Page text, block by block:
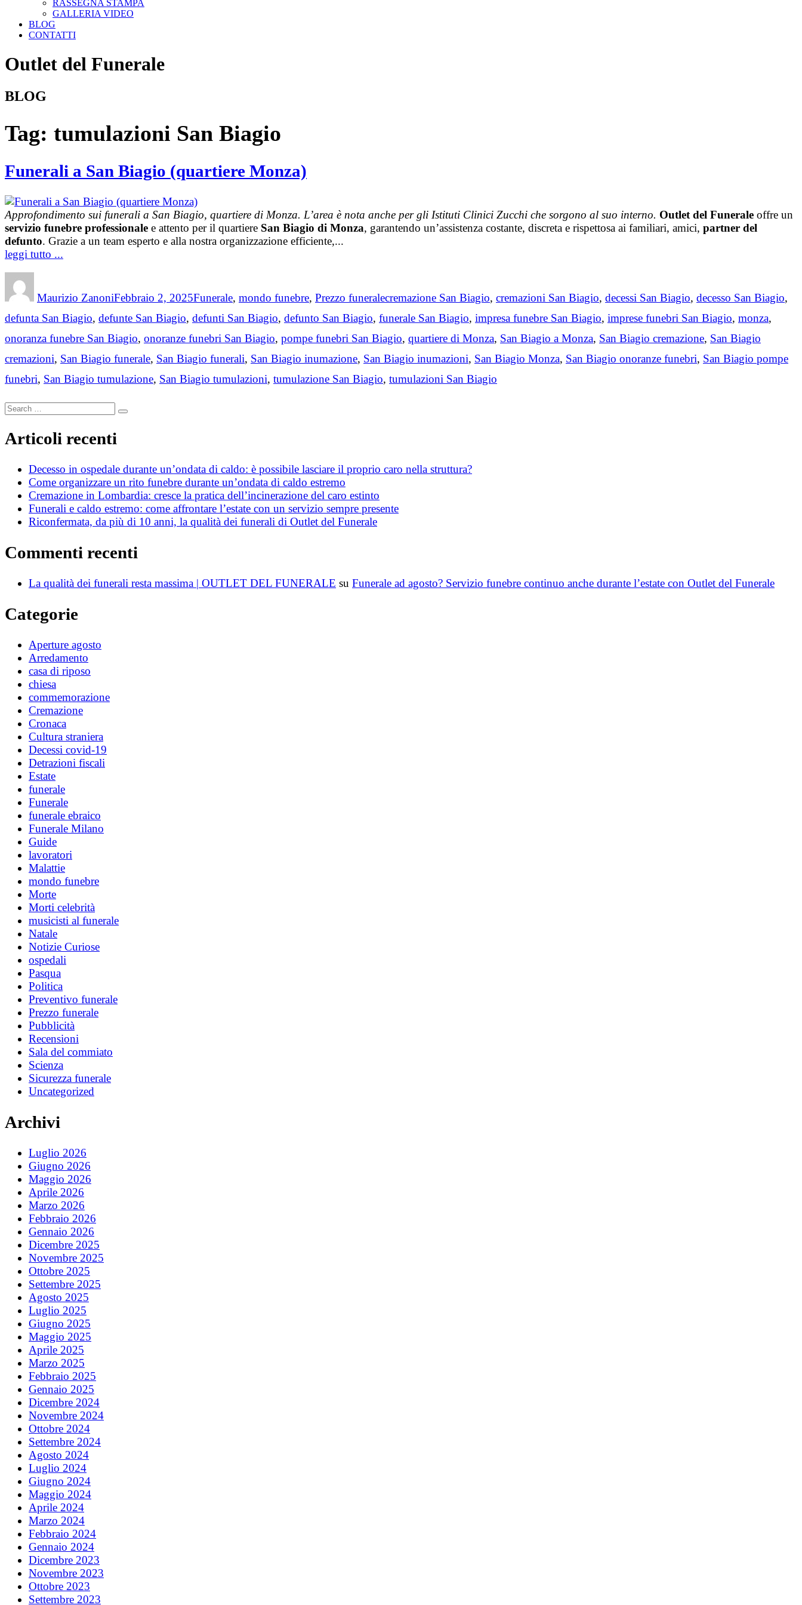
RASSEGNA STAMPA
GALLERIA VIDEO
BLOG
CONTATTI
Outlet del Funerale
BLOG
Tag: tumulazioni San Biagio
Funerali a San Biagio (quartiere Monza)
Approfondimento sui funerali a San Biagio, quartiere di Monza. L’area è nota anche per gli Istituti Clinici Zucchi che sorgono al suo interno. Outlet del Funerale offre un
servizio funebre professionale e attento per il quartiere San Biagio di Monza, garantendo un’assistenza costante, discreta e rispettosa ai familiari, amici, partner del
defunto. Grazie a un team esperto e alla nostra organizzazione efficiente,...
leggi tutto ...
Maurizio Zanoni
on
Febbraio 2, 2025Funerale, mondo funebre, Prezzo funeralecremazione San Biagio, cremazioni San Biagio, decessi San Biagio, decesso San Biagio,
defunta San Biagio, defunte San Biagio, defunti San Biagio, defunto San Biagio, funerale San Biagio, impresa funebre San Biagio, imprese funebri San Biagio, monza,
onoranza funebre San Biagio, onoranze funebri San Biagio, pompe funebri San Biagio, quartiere di Monza, San Biagio a Monza, San Biagio cremazione, San Biagio
cremazioni, San Biagio funerale, San Biagio funerali, San Biagio inumazione, San Biagio inumazioni, San Biagio Monza, San Biagio onoranze funebri, San Biagio pompe
funebri, San Biagio tumulazione, San Biagio tumulazioni, tumulazione San Biagio, tumulazioni San Biagio
Search
Search
Articoli recenti
Decesso in ospedale durante un’ondata di caldo: è possibile lasciare il proprio caro nella struttura?
Come organizzare un rito funebre durante un’ondata di caldo estremo
Cremazione in Lombardia: cresce la pratica dell’incinerazione del caro estinto
Funerali e caldo estremo: come affrontare l’estate con un servizio sempre presente
Riconfermata, da più di 10 anni, la qualità dei funerali di Outlet del Funerale
Commenti recenti
La qualità dei funerali resta massima | OUTLET DEL FUNERALE su Funerale ad agosto? Servizio funebre continuo anche durante l’estate con Outlet del Funerale
Categorie
Aperture agosto
Arredamento
casa di riposo
chiesa
commemorazione
Cremazione
Cronaca
Cultura straniera
Decessi covid-19
Detrazioni fiscali
Estate
funerale
Funerale
funerale ebraico
Funerale Milano
Guide
lavoratori
Malattie
mondo funebre
Morte
Morti celebrità
musicisti al funerale
Natale
Notizie Curiose
ospedali
Pasqua
Politica
Preventivo funerale
Prezzo funerale
Pubblicità
Recensioni
Sala del commiato
Scienza
Sicurezza funerale
Uncategorized
Archivi
Luglio 2026
Giugno 2026
Maggio 2026
Aprile 2026
Marzo 2026
Febbraio 2026
Gennaio 2026
Dicembre 2025
Novembre 2025
Ottobre 2025
Settembre 2025
Agosto 2025
Luglio 2025
Giugno 2025
Maggio 2025
Aprile 2025
Marzo 2025
Febbraio 2025
Gennaio 2025
Dicembre 2024
Novembre 2024
Ottobre 2024
Settembre 2024
Agosto 2024
Luglio 2024
Giugno 2024
Maggio 2024
Aprile 2024
Marzo 2024
Febbraio 2024
Gennaio 2024
Dicembre 2023
Novembre 2023
Ottobre 2023
Settembre 2023